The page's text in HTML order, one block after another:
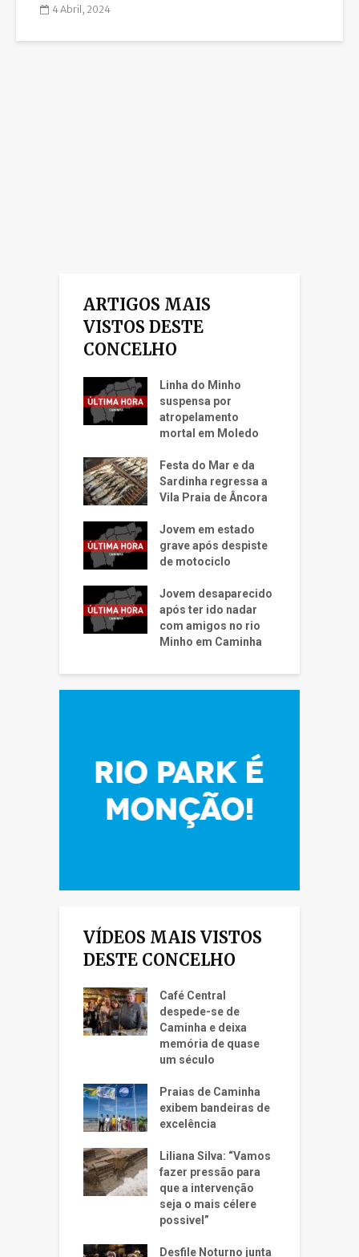
4 Abril, 2024
ARTIGOS MAIS
VISTOS DESTE
CONCELHO
Linha do Minho
suspensa por
atropelamento
mortal em Moledo
Festa do Mar e da
Sardinha regressa a
Vila Praia de Âncora
Jovem em estado
grave após despiste
de motociclo
Jovem desaparecido
após ter ido nadar
com amigos no rio
Minho em Caminha
VÍDEOS MAIS VISTOS
DESTE CONCELHO
Café Central
despede-se de
Caminha e deixa
memória de quase
um século
Praias de Caminha
exibem bandeiras de
excelência
Liliana Silva: “Vamos
fazer pressão para
que a intervenção
seja o mais célere
possivel”
Desfile Noturno junta